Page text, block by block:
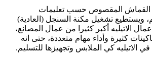
القماش المقصوص حسب تعليمات
ويستطيع تشغيل مكنة السنجل (العادية)
الاتيليه أكبر كثيرا من عمال المصانع،
كثيرة وأداء مهام متعددة، حتى انه
الاتيليه كي الملابس وتجهيزها للتسليم.